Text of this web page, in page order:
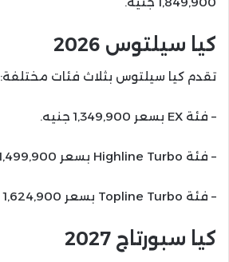
كيا سيلتوس 2026
تقدم كيا سيلتوس بثلاث فئات مختلفة:
– فئة EX بسعر 1,349,900 جنيه.
– فئة Highline Turbo بسعر 1,499,900 جنيه.
– فئة Topline Turbo بسعر 1,624,900 جنيه.
كيا سبورتاج 2027